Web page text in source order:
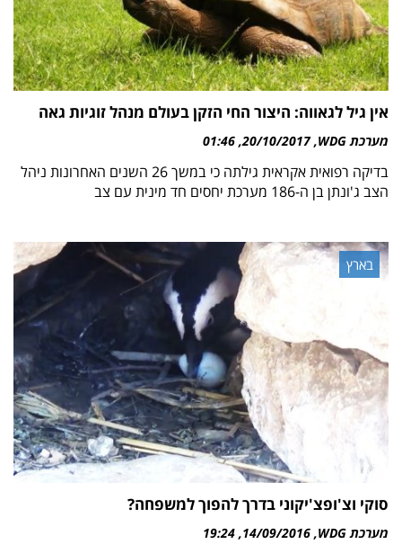
אין גיל לגאווה: היצור החי הזקן בעולם מנהל זוגיות גאה
מערכת WDG 20/10/2017
01:46
בדיקה רפואית אקראית גילתה כי במשך 26 השנים האחרונות ניהל
הצב ג'ונתן בן ה-186 מערכת יחסים חד מינית עם צב
בארץ
סוקי וצ'ופצ'יקוני בדרך להפוך למשפחה?
מערכת WDG 14/09/2016
19:24